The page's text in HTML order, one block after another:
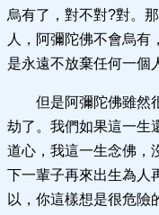
烏有了，對不對?對。
人，阿彌陀佛不會烏有
是永遠不放棄任何一個
但是阿彌陀佛雖然
劫了。我們如果這一生
道心，我這一生念佛，
下一輩子再來出生為人
以，你這樣想是很危險